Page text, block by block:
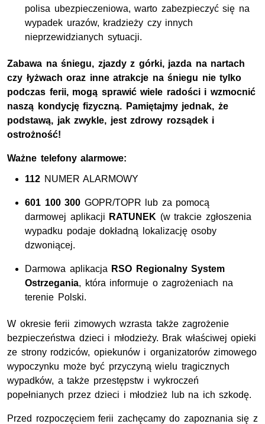
polisa ubezpieczeniowa, warto zabezpieczyć się na
wypadek urazów, kradzieży czy innych
nieprzewidzianych sytuacji.
Zabawa na śniegu, zjazdy z górki, jazda na nartach
czy łyżwach oraz inne atrakcje na śniegu nie tylko
podczas ferii, mogą sprawić wiele radości i wzmocnić
naszą kondycję fizyczną. Pamiętajmy jednak, że
podstawą, jak zwykle, jest zdrowy rozsądek i
ostrożność!
Ważne telefony alarmowe:
112 NUMER ALARMOWY
601 100 300 GOPR/TOPR lub za pomocą
darmowej aplikacji RATUNEK (w trakcie zgłoszenia
wypadku podaje dokładną lokalizację osoby
dzwoniącej.
Darmowa aplikacja RSO Regionalny System
Ostrzegania, która informuje o zagrożeniach na
terenie Polski.
W okresie ferii zimowych wzrasta także zagrożenie
bezpieczeństwa dzieci i młodzieży. Brak właściwej opieki
ze strony rodziców, opiekunów i organizatorów zimowego
wypoczynku może być przyczyną wielu tragicznych
wypadków, a także przestępstw i wykroczeń
popełnianych przez dzieci i młodzież lub na ich szkodę.
Przed rozpoczęciem ferii zachęcamy do zapoznania się z